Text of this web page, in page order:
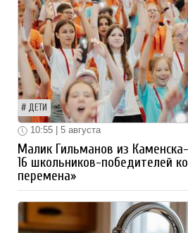
ДЕТИ
10:55 | 5 августа
Малик Гильманов из
16 школьников-победителей
перемена»